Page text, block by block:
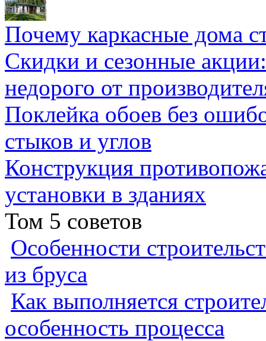
Почему каркасные дома
Скидки и сезонные
недорого от
Поклейка обоев без
стыков и углов
Конструкция
установки в зданиях
Том 5 советов
Особенности
из бруса
Как выполняется
особенность процесса